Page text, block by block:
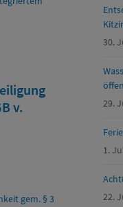
v.
gem. § 3
30.
29.
1.
22.